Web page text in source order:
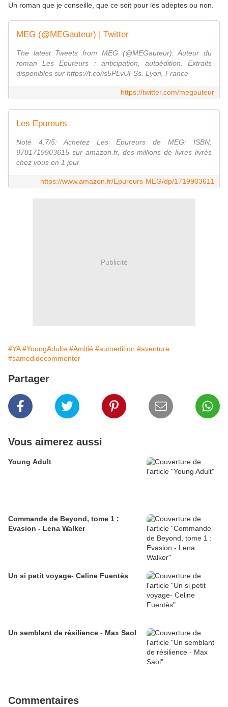
Un roman que je conseille, que ce soit pour les adeptes ou non.
MEG (@MEGauteur) | Twitter
The latest Tweets from MEG (@MEGauteur). Auteur du
roman Les Epureurs : anticipation, autoédition. Extraits
disponibles sur https://t.co/is5PLvUFSs. Lyon, France
https://twitter.com/megauteur
Les Epureurs
Noté 4.7/5: Achetez Les Epureurs de MEG: ISBN:
9781719903615 sur amazon.fr, des millions de livres livrés
chez vous en 1 jour
https://www.amazon.fr/Epureurs-MEG/dp/1719903611
Publicité
#YA #YoungAdulte #Amitié #autoedition #aventure
#samedidecommenter
Partager
Vous aimerez aussi
Young Adult
Commande de Beyond, tome 1 :
Evasion - Lena Walker
Un si petit voyage- Celine Fuentès
Un semblant de résilience - Max Saol
Commentaires